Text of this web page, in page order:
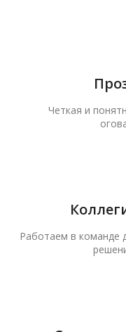
Четкая и
Работаем в команде